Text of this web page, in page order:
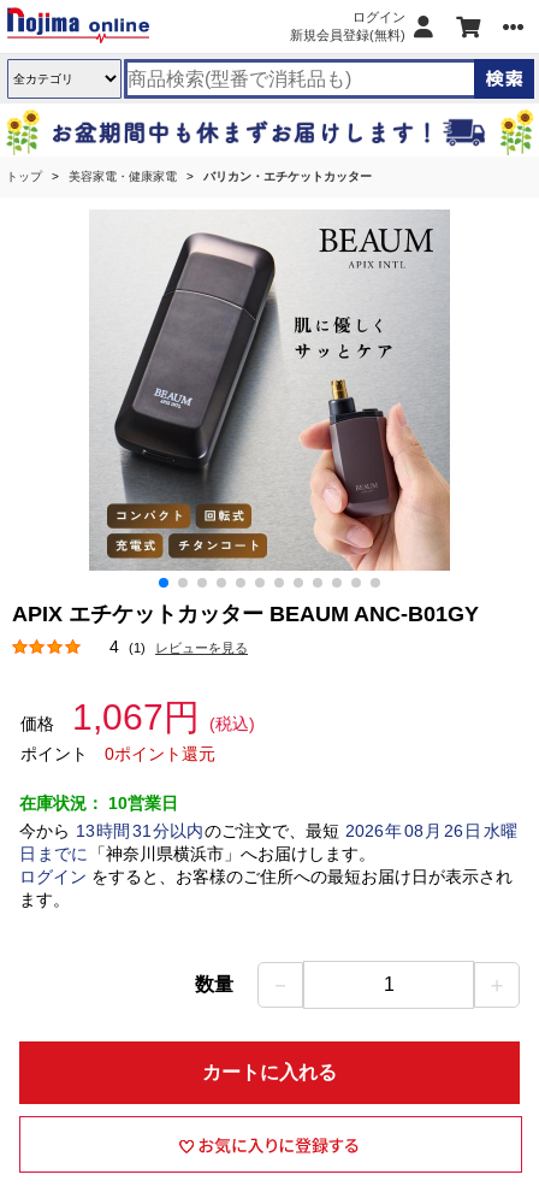
ログイン
新規会員登録(無料)
トップ 美容家電・健康家電 バリカン・エチケットカッター
APIX エチケットカッター BEAUM ANC-B01GY
4 (1) レビューを見る
価格 1,067円
(税込)
ポイント
0ポイント還元
在庫状況： 10営業日
今から 13時間 31 分以内のご注文で、最短 2026年08 月 26日水曜
日 までに 「神奈川県横浜市」 へお届けします。
ログイン をすると、お客様のご住所への最短お届け日が表示され
ます。
数量 － 1 ＋
カートに入れる